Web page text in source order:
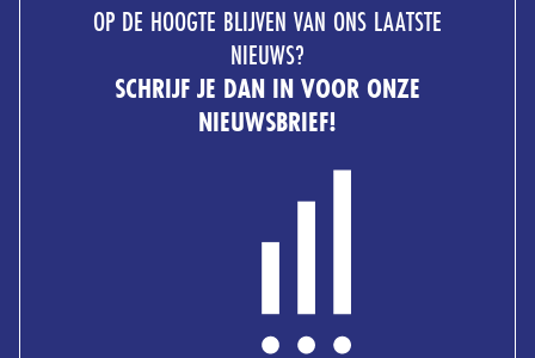
OP DE HOOGTE BLIJVEN VAN ONS LAATSTE
NIEUWS?
SCHRIJF JE DAN IN VOOR ONZE
NIEUWSBRIEF!